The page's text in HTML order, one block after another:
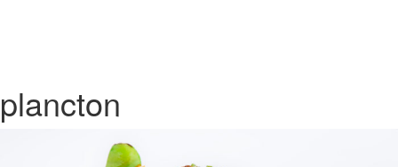
plancton